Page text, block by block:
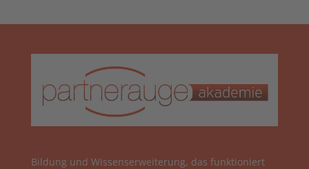
Bildung und Wissenserweiterung, das funktioniert